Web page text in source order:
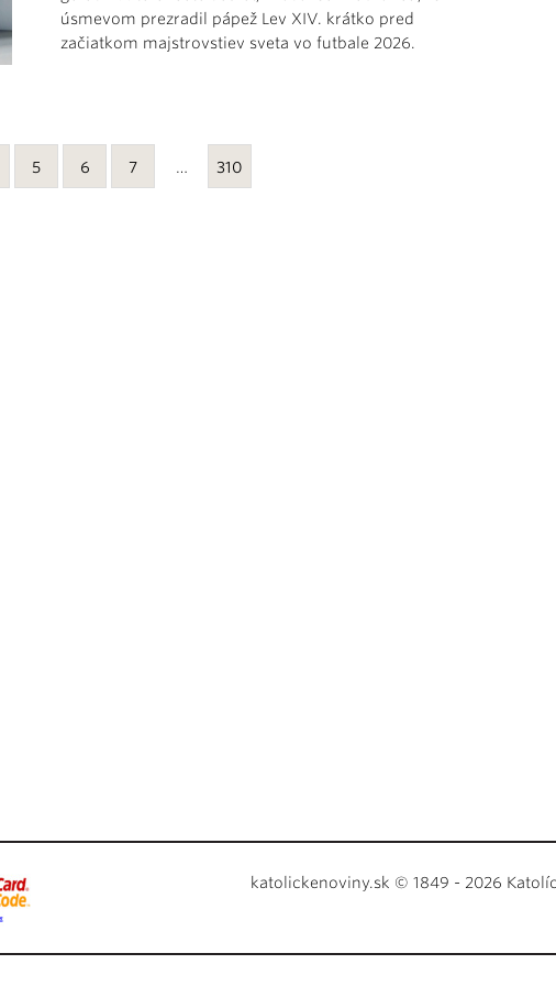
úsmevom prezradil pápež Lev XIV. krátko pred
začiatkom majstrovstiev sveta vo futbale 2026.
5 6 7 … 310
katolickenoviny.sk © 1849 - 2026